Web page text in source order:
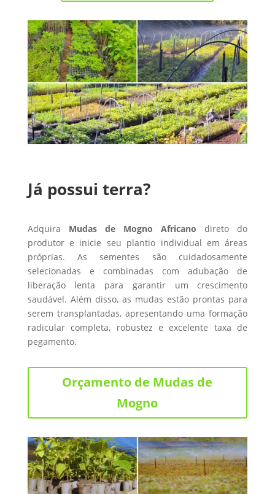
Já possui terra?
Adquira Mudas de Mogno Africano direto do
produtor e inicie seu plantio individual em áreas
próprias. As sementes são cuidadosamente
selecionadas e combinadas com adubação de
liberação lenta para garantir um crescimento
saudável. Além disso, as mudas estão prontas para
serem transplantadas, apresentando uma formação
radicular completa, robustez e excelente taxa de
pegamento.
Orçamento de Mudas de
Mogno